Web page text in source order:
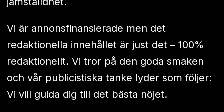
Vi är annonsfinansierade men det
redaktionella innehållet är just det – 100%
redaktionellt. Vi tror på den goda smaken
och vår publicistiska tanke lyder som följer:
Vi vill guida dig till det bästa nöjet.